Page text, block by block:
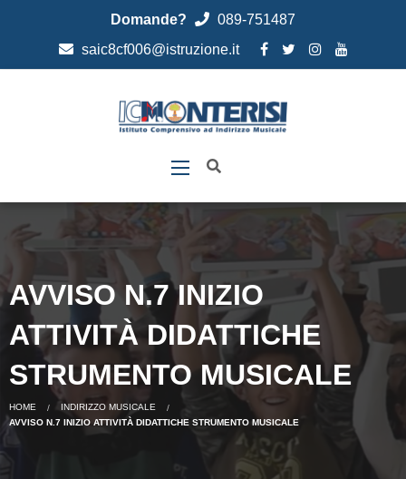
Domande?
089-751487
saic8cf006@istruzione.it
AVVISO N.7 INIZIO
ATTIVITÀ DIDATTICHE
STRUMENTO MUSICALE
HOME
INDIRIZZO MUSICALE
AVVISO N.7 INIZIO ATTIVITÀ DIDATTICHE STRUMENTO MUSICALE